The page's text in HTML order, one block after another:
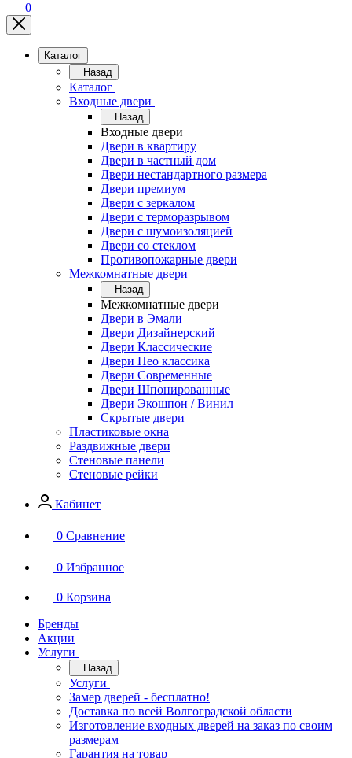
0
Каталог
Назад
Каталог
Входные двери
Назад
Входные двери
Двери в квартиру
Двери в частный дом
Двери нестандартного размера
Двери премиум
Двери с зеркалом
Двери с терморазрывом
Двери с шумоизоляцией
Двери со стеклом
Противопожарные двери
Межкомнатные двери
Назад
Межкомнатные двери
Двери в Эмали
Двери Дизайнерский
Двери Классические
Двери Нео классика
Двери Современные
Двери Шпонированные
Двери Экошпон / Винил
Скрытые двери
Пластиковые окна
Раздвижные двери
Стеновые панели
Стеновые рейки
Кабинет
0 Сравнение
0 Избранное
0 Корзина
Бренды
Акции
Услуги
Назад
Услуги
Замер дверей - бесплатно!
Доставка по всей Волгоградской области
Изготовление входных дверей на заказ по своим
размерам
Гарантия на товар